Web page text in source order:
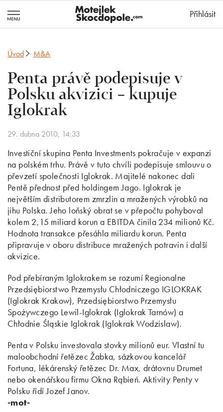
Přihlásit
Úvod M&A
Penta právě podepisuje v
Polsku akvizici – kupuje
Iglokrak
29. dubna 2010, 14:33
Investiční skupina Penta Investments pokračuje v expanzi
na polském trhu. Právě v tuto chvíli podepisuje smlouvu o
převzetí společnosti Iglokrak. Majitelé nakonec dali
Pentě přednost před holdingem Jago. Iglokrak je
největším distributorem zmrzlin a mražených výrobků na
jihu Polska. Jeho loňský obrat se v přepočtu pohyboval
kolem 2,15 miliard korun a EBITDA činila 234 milionů Kč.
Hodnota transakce přesáhla miliardu korun. Penta
připravuje v oboru distribuce mražených potravin i další
akvizice.
Pod přebíraným Iglokrakem se rozumí Regionalne
Przedsiębiorstwo Przemysłu Chłodniczego IGLOKRAK
(Iglokrak Krakow), Przedsiębiorstwo Przemysłu
Spożywczego Lewil-Iglokrak (Iglokrak Tarnów) a
Chłodnie Śląskie Iglokrak (Iglokrak Wodzislaw).
Penta v Polsku investovala stovky milionů eur. Vlastní tu
maloobchodní řetězec Žabka, sázkovou kancelář
Fortuna, lékárenský řetězec Dr. Max, drátovnu Drumet
nebo okenářskou firmu Okna Rąbień. Aktivity Penty v
Polsku řídí Jozef Janov.
-mot-